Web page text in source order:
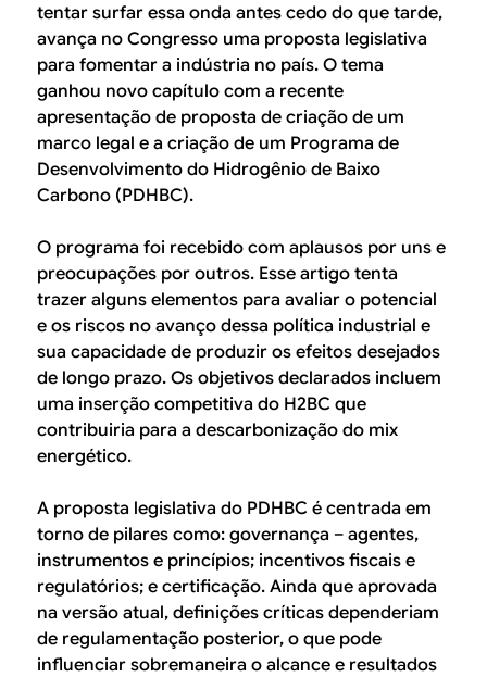
tentar surfar essa onda antes cedo do que tarde,
avança no Congresso uma proposta legislativa
para fomentar a indústria no país. O tema
ganhou novo capítulo com a recente
apresentação de proposta de criação de um
marco legal e a criação de um Programa de
Desenvolvimento do Hidrogênio de Baixo
Carbono (PDHBC).
O programa foi recebido com aplausos por uns e
preocupações por outros. Esse artigo tenta
trazer alguns elementos para avaliar o potencial
e os riscos no avanço dessa política industrial e
sua capacidade de produzir os efeitos desejados
de longo prazo. Os objetivos declarados incluem
uma inserção competitiva do H2BC que
contribuiria para a descarbonização do mix
energético.
A proposta legislativa do PDHBC é centrada em
torno de pilares como: governança – agentes,
instrumentos e princípios; incentivos fiscais e
regulatórios; e certificação. Ainda que aprovada
na versão atual, definições críticas dependeriam
de regulamentação posterior, o que pode
influenciar sobremaneira o alcance e resultados